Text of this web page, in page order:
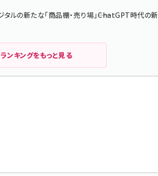
ルの新たな「商品棚・売り場」――ChatGPT時代の新
ンキングをもっと見る